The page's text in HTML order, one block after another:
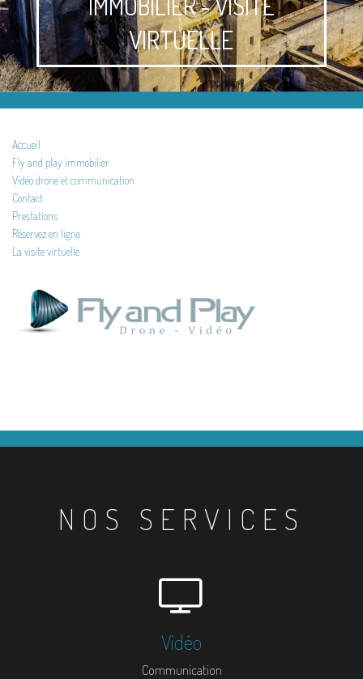
VIRTUELLE
Accueil
Fly and play immobilier
Vidéo drone et communication
Contact
Prestations
Réservez en ligne
La visite virtuelle
NOS SERVICES
Vidéo
Communication